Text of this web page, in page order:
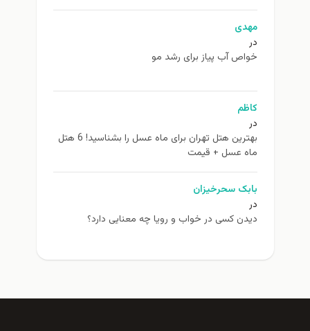
مهدی
در
خواص آب پیاز برای رشد مو
کاظم
در
بهترین هتل تهران برای ماه عسل را بشناسید! 6 هتل
ماه عسل + قیمت
بابک سحرخیزان
در
دیدن کسی در خواب و رویا چه معنایی دارد؟